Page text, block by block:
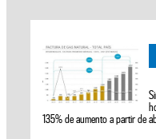
135% de aumento a partir de